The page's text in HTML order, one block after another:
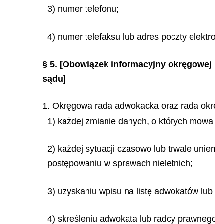
3) numer telefonu;
4) numer telefaksu lub adres poczty
§ 5. [Obowiązek informacyjny
sądu]
1. Okręgowa rada adwokacka oraz rada
1) każdej zmianie danych, o których
2) każdej sytuacji czasowo lub trwale
postępowaniu w sprawach nieletnich;
3) uzyskaniu wpisu na listę adwokatów
4) skreśleniu adwokata lub radcy